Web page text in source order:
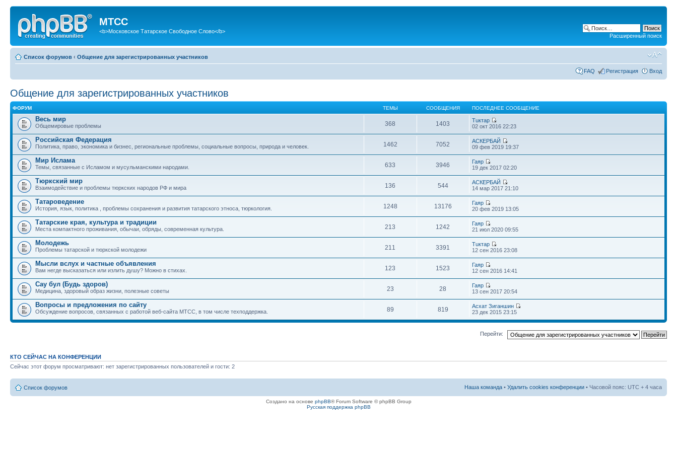
МТСС
<b>Московское Татарское Свободное Слово</b>
Расширенный поиск
Список форумов ‹ Общение для зарегистрированных участников
FAQ Регистрация Вход
Общение для зарегистрированных участников
ФОРУМ ТЕМЫ СООБЩЕНИЯ ПОСЛЕДНЕЕ СООБЩЕНИЕ
Весь мир
Общемировые проблемы 368 1403
Тuктар
02 окт 2016 22:23
Российская Федерация
Политика, право, экономика и бизнес, региональные проблемы, социальные вопросы, природа и человек. 1462 7052
АСКЕРБАЙ
09 фев 2019 19:37
Мир Ислама
Темы, связанные с Исламом и мусульманскими народами. 633 3946
Гаяр
19 дек 2017 02:20
Тюркский мир
Взаимодействие и проблемы тюркских народов РФ и мира 136 544
АСКЕРБАЙ
14 мар 2017 21:10
Татароведение
История, язык, политика , проблемы сохранения и развития татарского этноса, тюркология. 1248 13176
Гаяр
20 фев 2019 13:05
Татарские края, культура и традиции
Места компактного проживания, обычаи, обряды, современная культура. 213 1242
Гаяр
21 июл 2020 09:55
Молодежь
Проблемы татарской и тюркской молодежи 211 3391
Тuктар
12 сен 2016 23:08
Мысли вслух и частные объявления
Вам негде высказаться или излить душу? Можно в стихах. 123 1523
Гаяр
12 сен 2016 14:41
Сау бул (Будь здоров)
Медицина, здоровый образ жизни, полезные советы 23 28
Гаяр
13 сен 2017 20:54
Вопросы и предложения по сайту
Обсуждение вопросов, связанных с работой веб-сайта МТСС, в том числе техподдержка. 89 819
Асхат Зиганшин
23 дек 2015 23:15
Перейти:
КТО СЕЙЧАС НА КОНФЕРЕНЦИИ
Сейчас этот форум просматривают: нет зарегистрированных пользователей и гости: 2
Список форумов Наша команда • Удалить cookies конференции • Часовой пояс: UTC + 4 часа
Создано на основе phpBB® Forum Software © phpBB Group
Русская поддержка phpBB